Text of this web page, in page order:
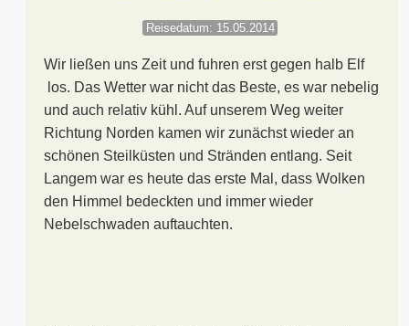
Reisedatum: 15.05.2014
Wir ließen uns Zeit und fuhren erst gegen halb Elf
los. Das Wetter war nicht das Beste, es war nebelig
und auch relativ kühl. Auf unserem Weg weiter
Richtung Norden kamen wir zunächst wieder an
schönen Steilküsten und Stränden entlang. Seit
Langem war es heute das erste Mal, dass Wolken
den Himmel bedeckten und immer wieder
Nebelschwaden auftauchten.